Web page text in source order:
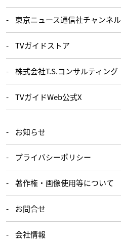
東京ニュース通信社チャンネル
TVガイドストア
株式会社T.S.コンサルティング
TVガイドWeb公式X
お知らせ
プライバシーポリシー
著作権・画像使用等について
お問合せ
会社情報